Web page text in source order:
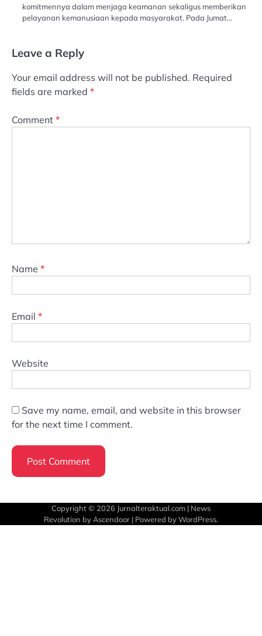
komitmennya dalam menjaga keamanan sekaligus memberikan
pelayanan kemanusiaan kepada masyarakat. Pada Jumat…
Leave a Reply
Your email address will not be published. Required
fields are marked *
Comment *
Name *
Email *
Website
Save my name, email, and website in this browser
for the next time I comment.
Copyright © 2026 Jurnalteraktual.com | News
Revolution by Ascendoor | Powered byWordPress.